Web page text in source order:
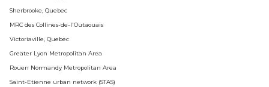
Sherbrooke, Quebec
MRC des Collines-de-l'Outaouais
Victoriaville, Quebec
Greater Lyon Metropolitan Area
Rouen Normandy Metropolitan Area
Saint-Etienne urban network (STAS)